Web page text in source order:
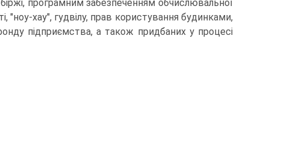
програмним забезпеченням обчислювальної
"ноу-хау", гудвілу, прав користування будинками,
підприємства, а також придбаних у процесі